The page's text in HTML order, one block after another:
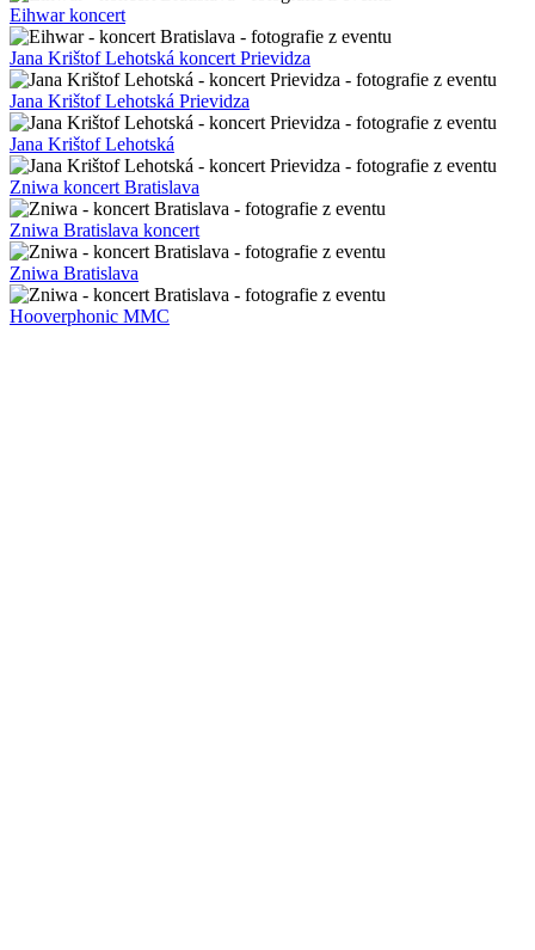
Eihwar koncert
Jana Krištof Lehotská koncert Prievidza
Jana Krištof Lehotská Prievidza
Jana Krištof Lehotská
Zniwa koncert Bratislava
Zniwa Bratislava koncert
Zniwa Bratislava
Hooverphonic MMC